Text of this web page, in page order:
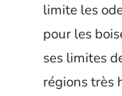
limite les
pour les
ses limites
régions très